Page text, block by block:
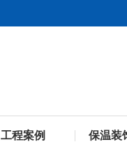
工程案例 保温装